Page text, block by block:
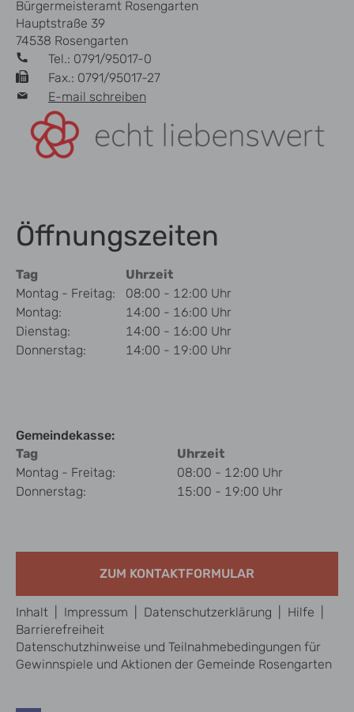
Bürgermeisteramt Rosengarten
Hauptstraße 39
74538 Rosengarten
Tel.: 0791/95017-0
Fax.: 0791/95017-27
E-mail schreiben
Öffnungszeiten
Tag
Uhrzeit
Montag - Freitag:
08:00 - 12:00 Uhr
Montag:
14:00 - 16:00 Uhr
Dienstag:
14:00 - 16:00 Uhr
Donnerstag:
14:00 - 19:00 Uhr
Gemeindekasse:
Tag
Uhrzeit
Montag - Freitag:
08:00 - 12:00 Uhr
Donnerstag:
15:00 - 19:00 Uhr
ZUM KONTAKTFORMULAR
Inhalt Impressum Datenschutzerklärung Hilfe
Barrierefreiheit
Datenschutzhinweise und Teilnahmebedingungen für
Gewinnspiele und Aktionen der Gemeinde Rosengarten